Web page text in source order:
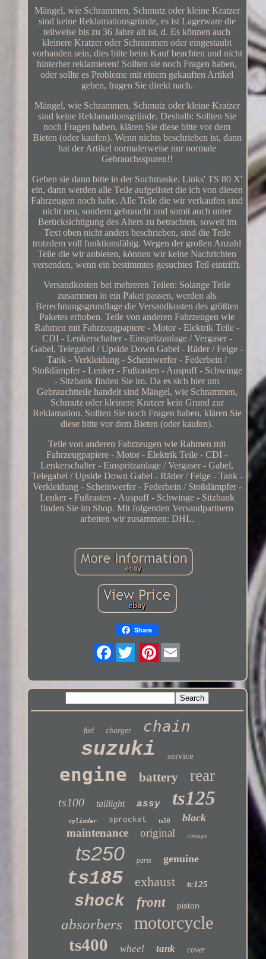
Mängel, wie Schrammen, Schmutz oder kleine Kratzer
sind keine Reklamationsgründe, es ist Lagerware die
teilweise bis zu 36 Jahre alt ist, d. Es können auch
kleinere Kratzer oder Schrammen oder eingestaubt
vorhanden sein, dies bitte beim Kauf beachten und nicht
hinterher reklamieren! Sollten sie noch Fragen haben,
oder sollte es Probleme mit einem gekauften Artikel
geben, fragen Sie direkt nach.
Mängel, wie Schrammen, Schmutz oder kleine Kratzer
sind keine Reklamationsgründe. Deshalb: Sollten Sie
noch Fragen haben, klären Sie diese bitte vor dem
Bieten (oder kaufen). Wenn nichts beschrieben ist, dann
hat der Artikel normalerweise nur normale
Gebrauchsspuren!!
Geben sie dann bitte in der Suchmaske. Links' TS 80 X'
ein, dann werden alle Teile aufgelistet die ich von diesen
Fahrzeugen noch habe. Alle Teile die wir verkaufen sind
nicht neu, sondern gebraucht und somit auch unter
Berücksichtigung des Alters zu betrachten, soweit im
Text oben nicht anders beschrieben, sind die Teile
trotzdem voll funktionsfähig. Wegen der großen Anzahl
Teile die wir anbieten, können wir keine Nachrichten
versenden, wenn ein bestimmtes gesuchtes Teil eintrifft.
Versandkosten bei mehreren Teilen: Solange Teile
zusammen in ein Paket passen, werden als
Berechnungsgrundlage die Versandkosten des größten
Paketes erhoben. Teile von anderen Fahrzeugen wie
Rahmen mit Fahrzeugpapiere - Motor - Elektrik Teile -
CDI - Lenkerschalter - Einspritzanlage / Vergaser -
Gabel, Telegabel / Upside Down Gabel - Räder / Felge -
Tank - Verkleidung - Scheinwerfer - Federbein /
Stoßdämpfer - Lenker - Fußrasten - Auspuff - Schwinge
- Sitzbank finden Sie im. Da es sich hier um
Gebrauchtteile handelt sind Mängel, wie Schrammen,
Schmutz oder kleinere Kratzer kein Grund zur
Reklamation. Sollten Sie noch Fragen haben, klären Sie
diese bitte vor dem Bieten (oder kaufen).
Teile von anderen Fahrzeugen wie Rahmen mit
Fahrzeugpapiere - Motor - Elektrik Teile - CDI -
Lenkerschalter - Einspritzanlage / Vergaser - Gabel,
Telegabel / Upside Down Gabel - Räder / Felge - Tank -
Verkleidung - Scheinwerfer - Federbein / Stoßdämpfer -
Lenker - Fußrasten - Auspuff - Schwinge - Sitzbank
finden Sie im Shop. Mit folgenden Versandpartnern
arbeiten wir zusammen: DHL.
Share
fuel charger chain
suzuki service
engine battery rear
ts100 taillight assy ts125
cylinder sprocket ts50 black
maintenance original vintage
ts250 parts genuine
ts185 exhaust tc125
shock front piston
absorbers motorcycle
ts400 wheel tank cover